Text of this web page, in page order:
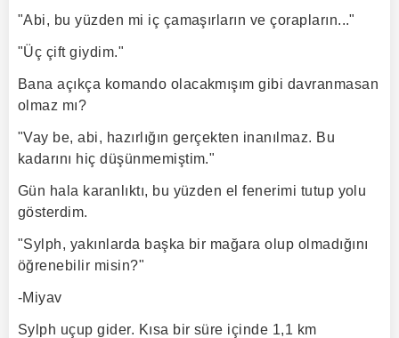
"Abi, bu yüzden mi iç çamaşırların ve çorapların..."
"Üç çift giydim."
Bana açıkça komando olacakmışım gibi davranmasan
olmaz mı?
"Vay be, abi, hazırlığın gerçekten inanılmaz. Bu
kadarını hiç düşünmemiştim."
Gün hala karanlıktı, bu yüzden el fenerimi tutup yolu
gösterdim.
"Sylph, yakınlarda başka bir mağara olup olmadığını
öğrenebilir misin?"
-Miyav
Sylph uçup gider. Kısa bir süre içinde 1,1 km